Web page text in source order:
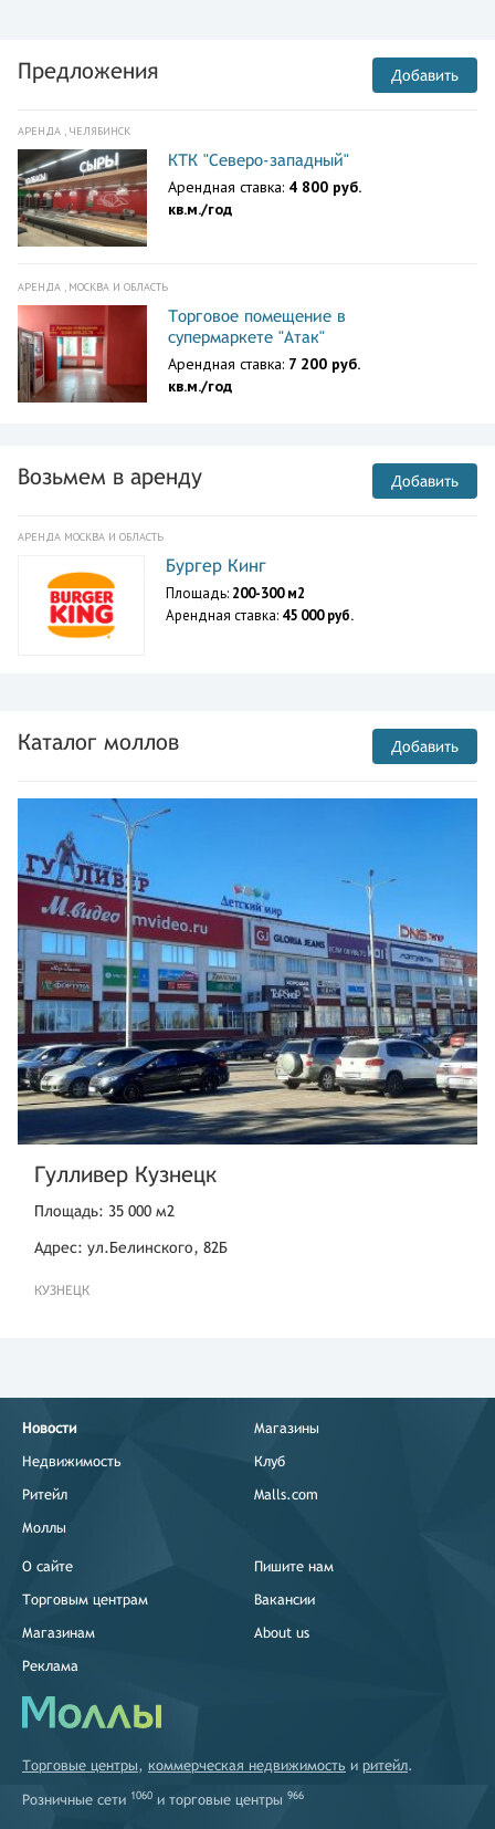
Предложения Добавить
АРЕНДА , ЧЕЛЯБИНСК
КТК "Северо-западный"
Арендная ставка: 4 800 руб.
кв.м./год
АРЕНДА , МОСКВА И ОБЛАСТЬ
Торговое помещение в
супермаркете "Атак"
Арендная ставка: 7 200 руб.
кв.м./год
Возьмем в аренду Добавить
АРЕНДА МОСКВА И ОБЛАСТЬ
Бургер Кинг
Площадь: 200-300 м2
Арендная ставка: 45 000 руб.
Каталог моллов Добавить
Гулливер Кузнецк
Площадь: 35 000 м2
Адрес: ул.Белинского, 82Б
КУЗНЕЦК
Новости
Недвижимость
Ритейл
Моллы
Магазины
Клуб
Malls.com
О сайте
Торговым центрам
Магазинам
Реклама
Пишите нам
Вакансии
About us
Торговые центры, коммерческая недвижимость и ритейл.
Розничные сети 1060 и торговые центры 966